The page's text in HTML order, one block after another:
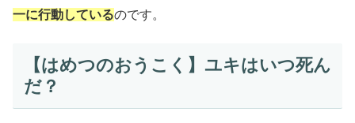
一に行動しているのです。
【はめつのおうこく】ユキはいつ死ん
だ？